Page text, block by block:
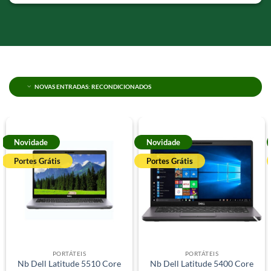
NOVAS ENTRADAS: RECONDICIONADOS
Novidade
Portes Grátis
PORTÁTEIS
Nb Dell Latitude 5510 Core
Novidade
Portes Grátis
PORTÁTEIS
Nb Dell Latitude 5400 Core